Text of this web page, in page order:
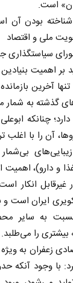
است.
بودن
ملی و اقتصاد
سیاستگذاری
بر اهمیت بنیادین
آخرین
گذشته به شمار
چنانکه
آن را با
بی‌شمار
و دارو)، اهمیت
انکار
ایران است و
به سایر
بیشتری را می‌طلبد.
زعفران به